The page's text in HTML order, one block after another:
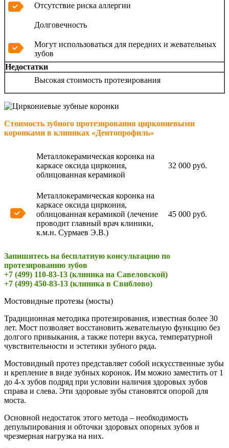
Отсутствие риска аллергии
Долговечность
Могут использоваться для передних и жевательных
зубов
Недостатки
Высокая стоимость протезирования
Стоимость зубного протезирования циркониевыми
коронками в клиниках «Дентопрофиль»
Металлокерамическая коронка на
каркасе оксида циркония,
облицованная керамикой
32 000 руб.
Металлокерамическая коронка на
каркасе оксида циркония,
облицованная керамикой (лечение
проводит главный врач клиники,
к.м.н. Сурмаев Э.В.)
45 000 руб.
Запишитесь на бесплатную консультацию по
протезированию зубов
+7 (499) 110-83-13 (клиника на Савеловской)
+7 (499) 450-83-13 (клиника в Свиблово)
Мостовидные протезы (мосты)
Традиционная методика протезирования, известная более 30
лет. Мост позволяет восстановить жевательную функцию без
долгого привыкания, а также потери вкуса, температурной
чувствительности и эстетики зубного ряда.
Мостовидный протез представляет собой искусственные зубы
и крепление в виде зубных коронок. Им можно заместить от 1
до 4-х зубов подряд при условии наличия здоровых зубов
справа и слева. Эти здоровые зубы становятся опорой для
моста.
Основной недостаток этого метода – необходимость
депульпирования и обточки здоровых опорных зубов и
чрезмерная нагрузка на них.